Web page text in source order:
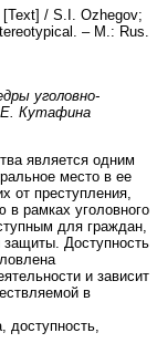
[Text] / S.I. Ozhegov;
– М.: Rus.
уголовно-
Кутафина
является одним
место в ее
от преступления,
в рамках уголовного
для граждан,
Доступность
и зависит
в
доступность,